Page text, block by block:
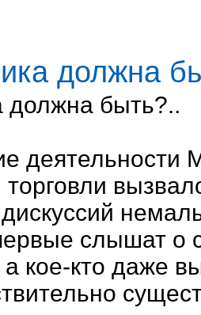
должна
должна быть?..
деятельности
торговли
слышат о
а кое-кто даже